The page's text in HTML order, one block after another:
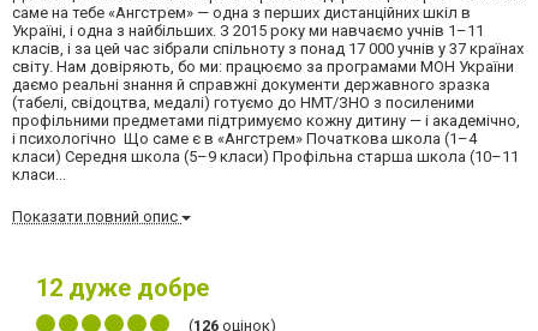
саме на тебе «Ангстрем» — одна з перших дистанційних шкіл в
Україні, і одна з найбільших. З 2015 року ми навчаємо учнів 1–11
класів, і за цей час зібрали спільноту з понад 17 000 учнів у 37 країнах
світу. Нам довіряють, бо ми: працюємо за програмами МОН України
даємо реальні знання й справжні документи державного зразка
(табелі, свідоцтва, медалі) готуємо до НМТ/ЗНО з посиленими
профільними предметами підтримуємо кожну дитину — і академічно,
і психологічно Що саме є в «Ангстрем» Початкова школа (1–4
класи) Середня школа (5–9 класи) Профільна старша школа (10–11
класи...
Показати повний опис
12 дуже добре
(126 оцінок)